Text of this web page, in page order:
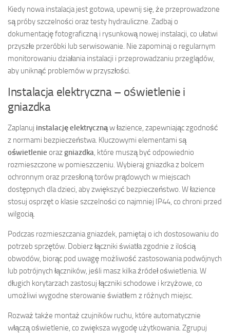
Kiedy nowa instalacja jest gotowa, upewnij się, że przeprowadzone
są próby szczelności oraz testy hydrauliczne. Zadbaj o
dokumentację fotograficzną i rysunkową nowej instalacji, co ułatwi
przyszłe przeróbki lub serwisowanie. Nie zapominaj o regularnym
monitorowaniu działania instalacji i przeprowadzaniu przeglądów,
aby uniknąć problemów w przyszłości.
Instalacja elektryczna – oświetlenie i
gniazdka
Zaplanuj instalację elektrycznąw łazience, zapewniając zgodność
z normami bezpieczeństwa. Kluczowymi elementami są
oświetlenie orazgniazdka , które muszą być odpowiednio
rozmieszczone w pomieszczeniu. Wybieraj gniazdka z bolcem
ochronnym oraz przesłoną torów prądowych w miejscach
dostępnych dla dzieci, aby zwiększyć bezpieczeństwo. W łazience
stosuj osprzęt o klasie szczelności co najmniej IP44, co chroni przed
wilgocią.
Podczas rozmieszczania gniazdek, pamiętaj o ich dostosowaniu do
potrzeb sprzętów. Dobierz łączniki światła zgodnie z ilością
obwodów, biorąc pod uwagę możliwość zastosowania podwójnych
lub potrójnych łączników, jeśli masz kilka źródeł oświetlenia. W
długich korytarzach zastosuj łączniki schodowe i krzyżowe, co
umożliwi wygodne sterowanie światłem z różnych miejsc.
Rozważ także montaż czujników ruchu, które automatycznie
włączą oświetlenie, co zwiększa wygodę użytkowania. Zgrupuj